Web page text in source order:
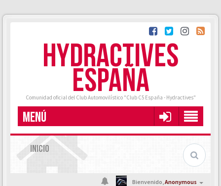
HYDRACTIVES
ESPAÑA
Comunidad oficial del Club Automovilístico "Club C5 España - Hydractives"
MENÚ
INICIO
Bienvenido,Anonymous